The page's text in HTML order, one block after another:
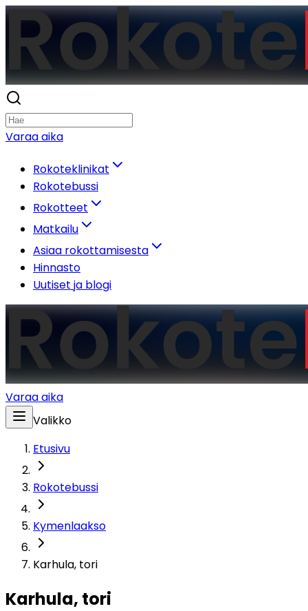
Varaa aika
Rokoteklinikat
Rokotebussi
Rokotteet
Matkailu
Asiaa rokottamisesta
Hinnasto
Uutiset ja blogi
Varaa aika
Valikko
Etusivu
Rokotebussi
Kymenlaakso
Karhula, tori
Karhula, tori